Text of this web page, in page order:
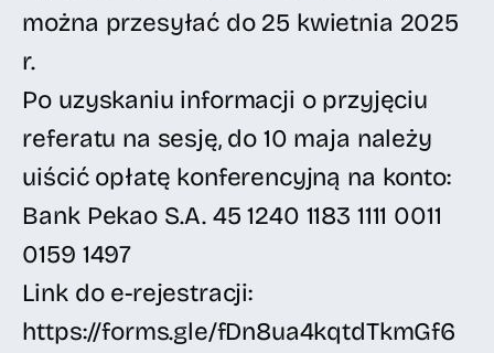
można przesyłać do 25 kwietnia 2025
r.
Po uzyskaniu informacji o przyjęciu
referatu na sesję, do 10 maja należy
uiścić opłatę konferencyjną na konto:
Bank Pekao S.A. 45 1240 1183 1111 0011
0159 1497
Link do e-rejestracji:
https://forms.gle/fDn8ua4kqtdTkmGf6